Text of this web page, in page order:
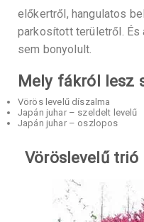
előkertről, hangulatos
parkosított területről. És
sem bonyolult.
Mely fákról lesz
Vörös levelű díszalma
Japán juhar – szeldelt levelű
Japán juhar – oszlopos
Vöröslevelű trió